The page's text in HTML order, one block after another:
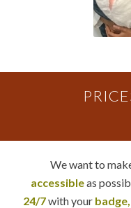
We want to
accessibleas
24/7with your